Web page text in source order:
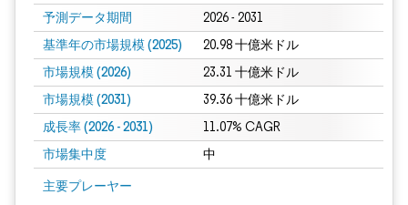
予測データ期間 2026 - 2031
基準年の市場規模 (2025) 20.98 十億米ドル
市場規模 (2026) 23.31 十億米ドル
市場規模 (2031) 39.36 十億米ドル
成長率 (2026 - 2031) 11.07% CAGR
市場集中度 中
主要プレーヤー
画像 © Mordor Intelligence。再利用にはCC BY 4.0の表示が必要です。